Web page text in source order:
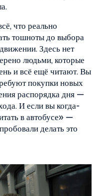
что реально
тошноты до выбора
Здесь нет
людьми, которые
и всё ещё читают. Вы
покупки новых
распорядка дня —
И если вы когда-
в автобусе» —
делать это